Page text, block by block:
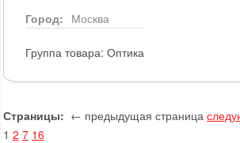
Город: Москва
Группа товара: Оптика
Страницы: ← предыдущая страница
1 2 7 16